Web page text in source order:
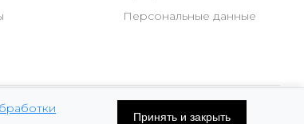
Персональные данные
Принять и закрыть